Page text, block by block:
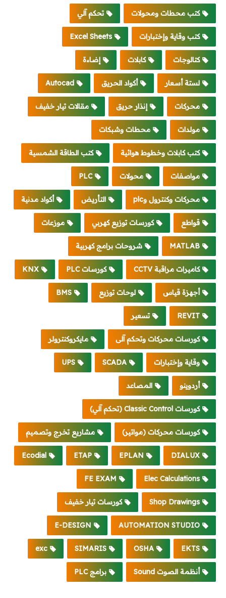
كتب محطات ومحولات تحكم آلي
كتب وقاية وإختبارات Excel Sheets
كتالوجات كابلات إضاءة
لستة أسعار أكواد الحريق Autocad
محركات إنذار حريق مقالات تيار خفيف
مولدات محطات وشبكات
كتب كابلات وخطوط هوائية كتب الطاقة الشمسية
مواصفات محولات PLC
محركات وكنترول وplc التأريض أكواد مدنية
قواطع كورسات توزيع كهربي موزعات
MATLAB شروحات برامج كهربية
كاميرات مراقبة CCTV كورسات PLC KNX
أجهزة قياس لوحات توزيع BMS
REVIT تسعير
كورسات محركات وتحكم آلى مايكروكنترولر
وقاية وإختبارات SCADA
UPS
أردوينو المصاعد
كورسات Classic Control (تحكم آلي)
كورسات محركات (مواتير) مشاريع تخرج وتصميم
DIALUX
EPLAN
ETAP
Ecodial
Elec Calculations
FE EXAM
Shop Drawings كورسات تيار خفيف
AUTOMATION STUDIO
E-DESIGN
EKTS
OSHA
SIMARIS
exc
أنظمة الصوت Sound برامج PLC